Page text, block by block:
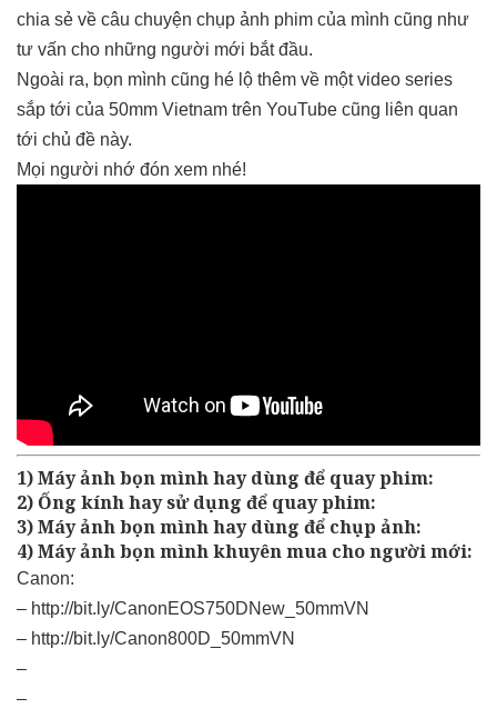
chia sẻ về câu chuyện chụp ảnh phim của mình cũng như
tư vấn cho những người mới bắt đầu.
Ngoài ra, bọn mình cũng hé lộ thêm về một video series
sắp tới của 50mm Vietnam trên YouTube cũng liên quan
tới chủ đề này.
Mọi người nhớ đón xem nhé!
1) Máy ảnh bọn mình hay dùng để quay phim:
2) Ống kính hay sử dụng để quay phim:
3) Máy ảnh bọn mình hay dùng để chụp ảnh:
4) Máy ảnh bọn mình khuyên mua cho người mới:
Canon:
– http://bit.ly/CanonEOS750DNew_50mmVN
– http://bit.ly/Canon800D_50mmVN
–
–